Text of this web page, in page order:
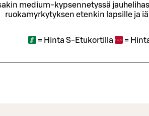
medium-kypsennetyssä
ruokamyrkytyksen etenkin lapsille ja
= Hinta S-Etukortilla =